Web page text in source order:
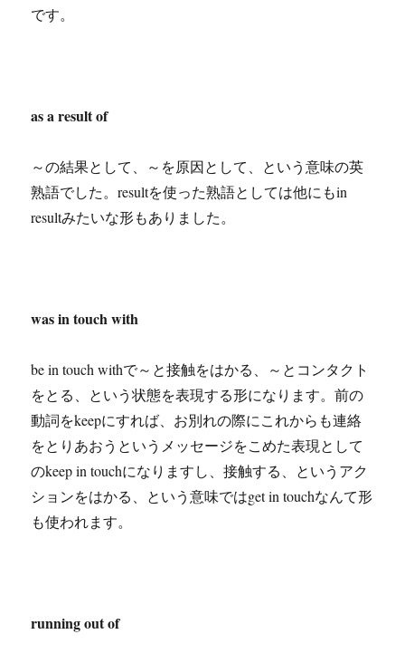
です。
as a result of
～の結果として、～を原因として、という意味の英
熟語でした。resultを使った熟語としては他にもin
resultみたいな形もありました。
was in touch with
be in touch withで～と接触をはかる、～とコンタクト
をとる、という状態を表現する形になります。前の
動詞をkeepにすれば、お別れの際にこれからも連絡
をとりあおうというメッセージをこめた表現として
のkeep in touchになりますし、接触する、というアク
ションをはかる、という意味ではget in touchなんて形
も使われます。
running out of